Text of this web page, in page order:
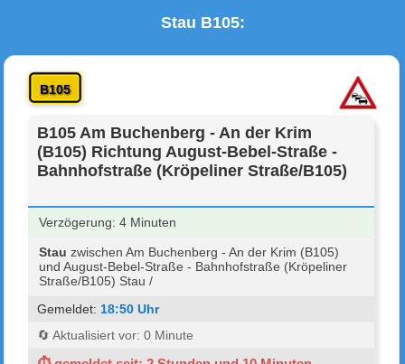
Stau B105:
B105
B105 Am Buchenberg - An der Krim
(B105) Richtung August-Bebel-Straße -
Bahnhofstraße (Kröpeliner Straße/B105)
Verzögerung: 4 Minuten
Stau zwischen Am Buchenberg - An der Krim (B105)
und August-Bebel-Straße - Bahnhofstraße (Kröpeliner
Straße/B105) Stau /
Gemeldet: 18:50 Uhr
🔄 Aktualisiert vor: 0 Minute